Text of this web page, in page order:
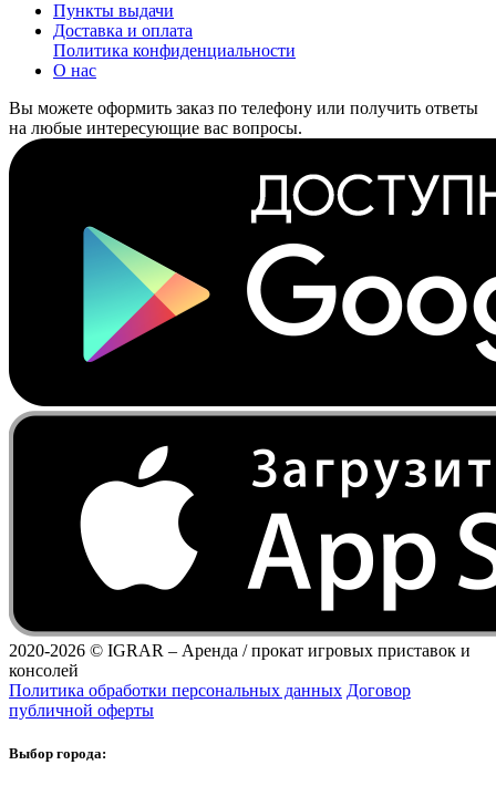
Пункты выдачи
Доставка и оплата
Политика конфиденциальности
О нас
Вы можете оформить заказ по телефону или получить ответы
на любые интересующие вас вопросы.
2020-2026 © IGRAR – Аренда / прокат игровых приставок и
консолей
Политика обработки персональных данных Договор
публичной оферты
Выбор города: